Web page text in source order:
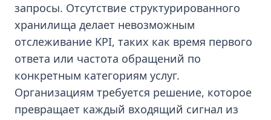
запросы. Отсутствие структурированного
хранилища делает невозможным
отслеживание KPI, таких как время первого
ответа или частота обращений по
конкретным категориям услуг.
Организациям требуется решение, которое
превращает каждый входящий сигнал из